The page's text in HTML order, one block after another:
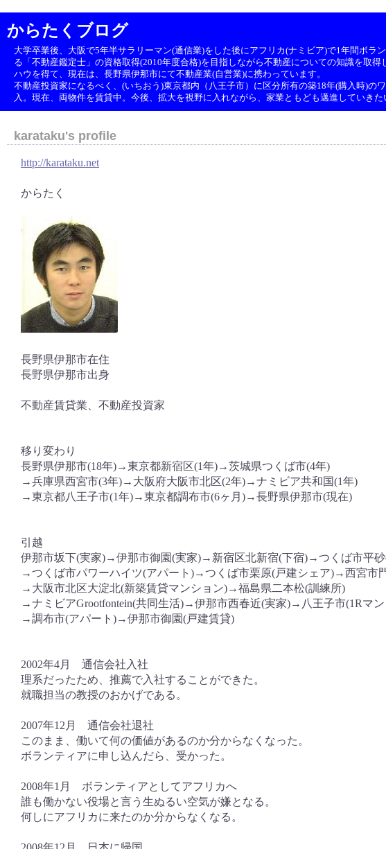
からたくブログ
大学卒業後、大阪で5年半サラリーマン(通信業)をした後にアフリカ(ナミビア)で1年間ボ
る「不動産鑑定士」の資格取得(2010年度合格)を目指しながら不動産についての知識を取
ハウを得て、現在は、長野県伊那市にて不動産業(自営業)に携わっています。
不動産投資家になるべく、(いちおう)東京都内（八王子市）に区分所有の築18年(購入時)
入。現在、両物件を賃貸中。今後、拡大を視野に入れながら、家業ともども邁進していきた
karataku's profile
http://karataku.net
からたく
長野県伊那市在住
長野県伊那市出身
不動産賃貸業、不動産投資家
移り変わり
長野県伊那市(18年)→東京都新宿区(1年)→茨城県つくば市(4年)
→兵庫県西宮市(3年)→大阪府大阪市北区(2年)→ナミビア共和国(1年)
→東京都八王子市(1年)→東京都調布市(6ヶ月)→長野県伊那市(現在)
引越
伊那市坂下(実家)→伊那市御園(実家)→新宿区北新宿(下宿)→つくば市平
→つくば市パワーハイツ(アパート)→つくば市栗原(戸建シェア)→西宮市
→大阪市北区大淀北(新築賃貸マンション)→福島県二本松(訓練所)
→ナミビアGrootfontein(共同生活)→伊那市西春近(実家)→八王子市(1Rマ
→調布市(アパート)→伊那市御園(戸建賃貸)
2002年4月 通信会社入社
理系だったため、推薦で入社することができた。
就職担当の教授のおかげである。
2007年12月 通信会社退社
このまま、働いて何の価値があるのか分からなくなった。
ボランティアに申し込んだら、受かった。
2008年1月 ボランティアとしてアフリカへ
誰も働かない役場と言う生ぬるい空気が嫌となる。
何しにアフリカに来たのか分からなくなる。